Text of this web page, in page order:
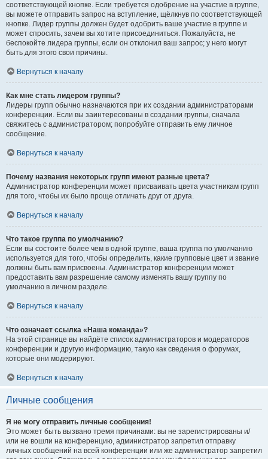
соответствующей кнопке. Если требуется одобрение на участие в группе,
вы можете отправить запрос на вступление, щёлкнув по соответствующей
кнопке. Лидер группы должен будет одобрить ваше участие в группе и
может спросить, зачем вы хотите присоединиться. Пожалуйста, не
беспокойте лидера группы, если он отклонил ваш запрос; у него могут
быть для этого свои причины.
Вернуться к началу
Как мне стать лидером группы?
Лидеры групп обычно назначаются при их создании администраторами
конференции. Если вы заинтересованы в создании группы, сначала
свяжитесь с администратором; попробуйте отправить ему личное
сообщение.
Вернуться к началу
Почему названия некоторых групп имеют разные цвета?
Администратор конференции может присваивать цвета участникам групп
для того, чтобы их было проще отличать друг от друга.
Вернуться к началу
Что такое группа по умолчанию?
Если вы состоите более чем в одной группе, ваша группа по умолчанию
используется для того, чтобы определить, какие групповые цвет и звание
должны быть вам присвоены. Администратор конференции может
предоставить вам разрешение самому изменять вашу группу по
умолчанию в личном разделе.
Вернуться к началу
Что означает ссылка «Наша команда»?
На этой странице вы найдёте список администраторов и модераторов
конференции и другую информацию, такую как сведения о форумах,
которые они модерируют.
Вернуться к началу
Личные сообщения
Я не могу отправить личные сообщения!
Это может быть вызвано тремя причинами: вы не зарегистрированы и/
или не вошли на конференцию, администратор запретил отправку
личных сообщений на всей конференции или же администратор запретил